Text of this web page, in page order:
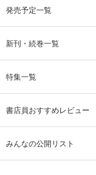
発売予定一覧
新刊・続巻一覧
特集一覧
書店員おすすめレビュー
みんなの公開リスト